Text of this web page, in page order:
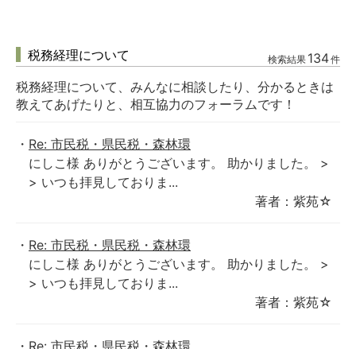
税務経理について 検索結果 134件
税務経理について、みんなに相談したり、分かるときは
教えてあげたりと、相互協力のフォーラムです！
Re: 市民税・県民税・森林環
にしこ様 ありがとうございます。 助かりました。 >
> いつも拝見しておりま...
著者：紫苑☆
Re: 市民税・県民税・森林環
にしこ様 ありがとうございます。 助かりました。 >
> いつも拝見しておりま...
著者：紫苑☆